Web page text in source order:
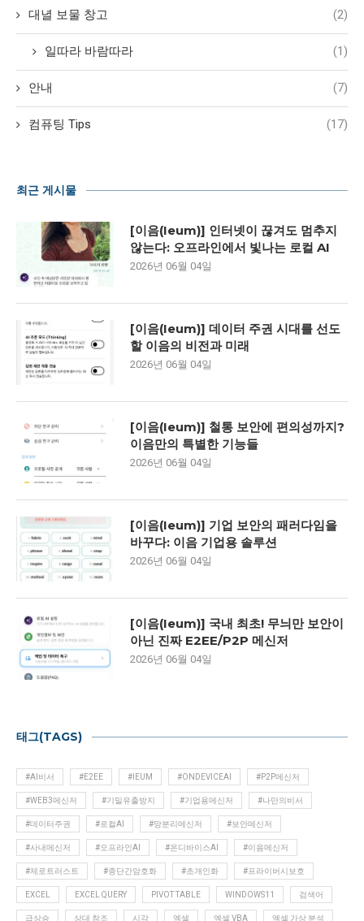
대녈 보물 창고 (2)
일따라 바람따라 (1)
안내 (7)
컴퓨팅 Tips (17)
최근 게시물
[이음(Ieum)] 인터넷이 끊겨도 멈추지
않는다: 오프라인에서 빛나는 로컬 AI
2026년 06월 04일
[이음(Ieum)] 데이터 주권 시대를 선도
할 이음의 비전과 미래
2026년 06월 04일
[이음(Ieum)] 철통 보안에 편의성까지?
이음만의 특별한 기능들
2026년 06월 04일
[이음(Ieum)] 기업 보안의 패러다임을
바꾸다: 이음 기업용 솔루션
2026년 06월 04일
[이음(Ieum)] 국내 최초! 무늬만 보안이
아닌 진짜 E2EE/P2P 메신저
2026년 06월 04일
태그(TAGS)
#AI비서 #E2EE #IEUM #ONDEVICEAI #P2P메신저
#WEB3메신저 #기밀유출방지 #기업용메신저 #나만의비서
#데이터주권 #로컬AI #망분리메신저 #보안메신저
#사내메신저 #오프라인AI #온디바이스AI #이음메신저
#제로트러스트 #종단간암호화 #초개인화 #프라이버시보호
EXCEL EXCEL QUERY PIVOT TABLE WINDOWS11 검색어
급상승 상대 참조 시각 엑셀 엑셀 VBA 엑셀 가상 분석